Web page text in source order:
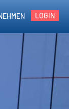
LOGIN